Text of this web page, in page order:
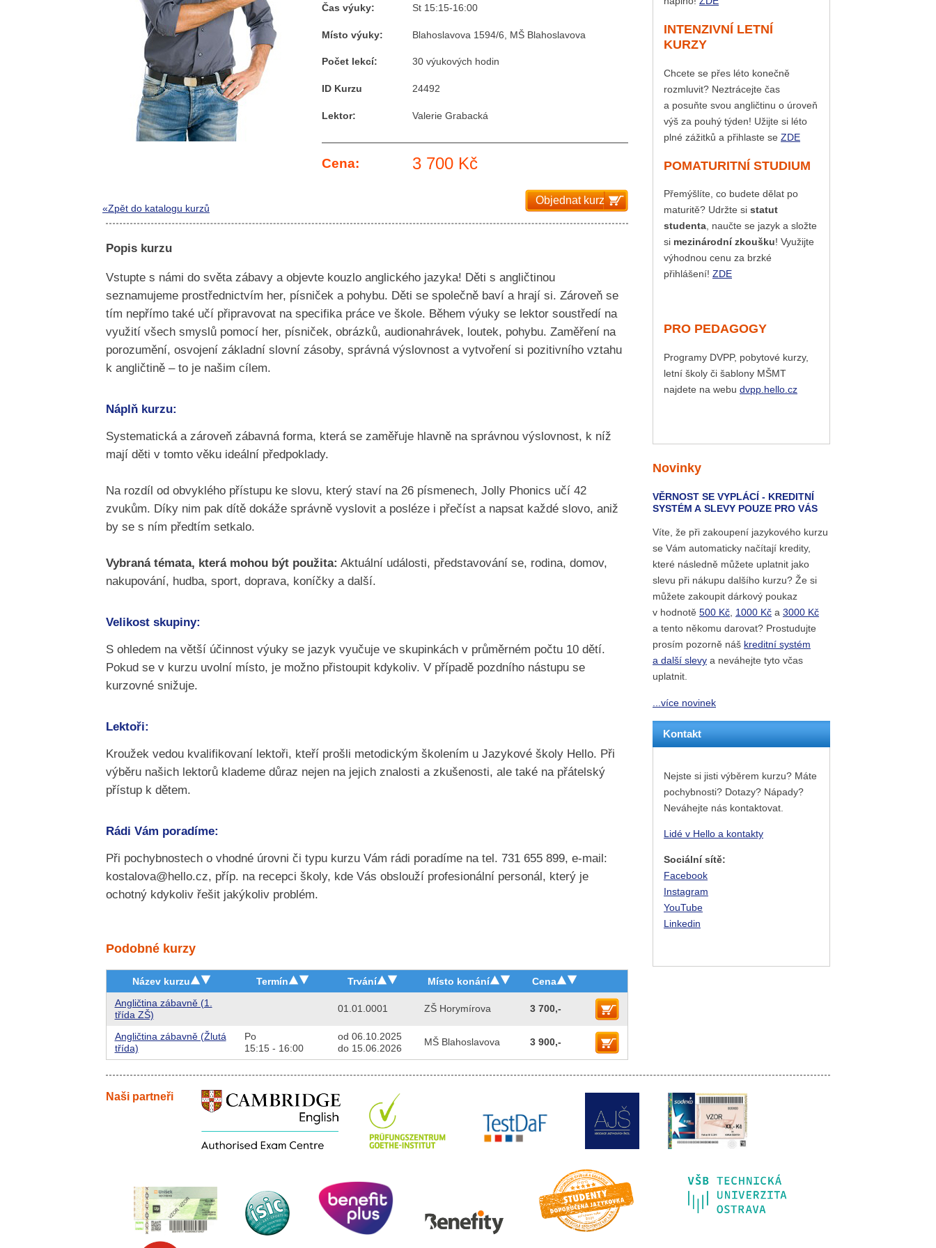
Čas výuky: St 15:15-16:00
Místo výuky: Blahoslavova 1594/6, MŠ Blahoslavova
Počet lekcí: 30 výukových hodin
ID Kurzu 24492
Lektor: Valerie Grabacká
Cena: 3 700 Kč
«Zpět do katalogu kurzů
Objednat kurz
Popis kurzu
Vstupte s námi do světa zábavy a objevte kouzlo anglického jazyka! Děti s angličtinou
seznamujeme prostřednictvím her, písniček a pohybu. Děti se společně baví a hrají si. Zároveň se
tím nepřímo také učí připravovat na specifika práce ve škole. Během výuky se lektor soustředí na
využití všech smyslů pomocí her, písniček, obrázků, audionahrávek, loutek, pohybu. Zaměření na
porozumění, osvojení základní slovní zásoby, správná výslovnost a vytvoření si pozitivního vztahu
k angličtině – to je našim cílem.
Náplň kurzu:
Systematická a zároveň zábavná forma, která se zaměřuje hlavně na správnou výslovnost, k níž
mají děti v tomto věku ideální předpoklady.
Na rozdíl od obvyklého přístupu ke slovu, který staví na 26 písmenech, Jolly Phonics učí 42
zvukům. Díky nim pak dítě dokáže správně vyslovit a posléze i přečíst a napsat každé slovo, aniž
by se s ním předtím setkalo.
Vybraná témata, která mohou být použita: Aktuální události, představování se, rodina, domov,
nakupování, hudba, sport, doprava, koníčky a další.
Velikost skupiny:
S ohledem na větší účinnost výuky se jazyk vyučuje ve skupinkách v průměrném počtu 10 dětí.
Pokud se v kurzu uvolní místo, je možno přistoupit kdykoliv. V případě pozdního nástupu se
kurzovné snižuje.
Lektoři:
Kroužek vedou kvalifikovaní lektoři, kteří prošli metodickým školením u Jazykové školy Hello. Při
výběru našich lektorů klademe důraz nejen na jejich znalosti a zkušenosti, ale také na přátelský
přístup k dětem.
Rádi Vám poradíme:
Při pochybnostech o vhodné úrovni či typu kurzu Vám rádi poradíme na tel. 731 655 899, e-mail:
kostalova@hello.cz, příp. na recepci školy, kde Vás obslouží profesionální personál, který je
ochotný kdykoliv řešit jakýkoliv problém.
Podobné kurzy
Název kurzu Termín Trvání Místo konání
Cena
Angličtina zábavně (1.
třída ZŠ)
01.01.0001 ZŠ Horymírova 3 700,-
Angličtina zábavně (Žlutá
třída)
Po
15:15 - 16:00
od 06.10.2025
do 15.06.2026
MŠ Blahoslavova 3 900,-
INTENZIVNÍ LETNÍ
KURZY
Chcete se přes léto konečně
rozmluvit? Neztrácejte čas
a posuňte svou angličtinu o úroveň
výš za pouhý týden! Užijte si léto
plné zážitků a přihlaste se ZDE
POMATURITNÍ STUDIUM
Přemýšlíte, co budete dělat po
maturitě? Udržte si statut
studenta, naučte se jazyk a složte
si mezinárodní zkoušku! Využijte
výhodnou cenu za brzké
přihlášení! ZDE
PRO PEDAGOGY
Programy DVPP, pobytové kurzy,
letní školy či šablony MŠMT
najdete na webu dvpp.hello.cz
Novinky
VĚRNOST SE VYPLÁCÍ - KREDITNÍ
SYSTÉM A SLEVY POUZE PRO VÁS
Víte, že při zakoupení jazykového kurzu
se Vám automaticky načítají kredity,
které následně můžete uplatnit jako
slevu při nákupu dalšího kurzu? Že si
můžete zakoupit dárkový poukaz
v hodnotě 500 Kč, 1000 Kč a 3000 Kč
a tento někomu darovat? Prostudujte
prosím pozorně náš kreditní systém
a další slevy a neváhejte tyto včas
uplatnit.
...více novinek
Kontakt
Nejste si jisti výběrem kurzu? Máte
pochybnosti? Dotazy? Nápady?
Neváhejte nás kontaktovat.
Lidé v Hello a kontakty
Sociální sítě:
Facebook
Instagram
YouTube
Linkedin
Naši partneři